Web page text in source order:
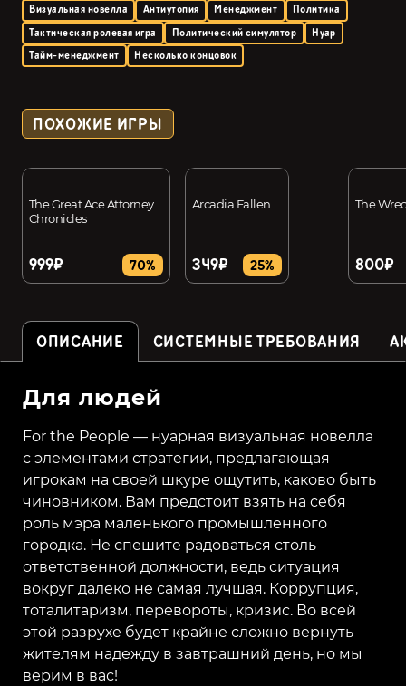
Визуальная новелла Антиутопия Менеджмент
Политика
Тактическая ролевая игра
Политический симулятор
Нуар
Тайм-менеджмент
Несколько концовок
ПОХОЖИЕ ИГРЫ
The Great Ace Attorney
Chronicles
999₽ 70%
Arcadia Fallen
349₽ 25%
The
800₽
ОПИСАНИЕ СИСТЕМНЫЕ ТРЕБОВАНИЯ
Для людей
For the People — нуарная визуальная новелла
с элементами стратегии, предлагающая
игрокам на своей шкуре ощутить, каково быть
чиновником. Вам предстоит взять на себя
роль мэра маленького промышленного
городка. Не спешите радоваться столь
ответственной должности, ведь ситуация
вокруг далеко не самая лучшая. Коррупция,
тоталитаризм, перевороты, кризис. Во всей
этой разрухе будет крайне сложно вернуть
жителям надежду в завтрашний день, но мы
верим в вас!